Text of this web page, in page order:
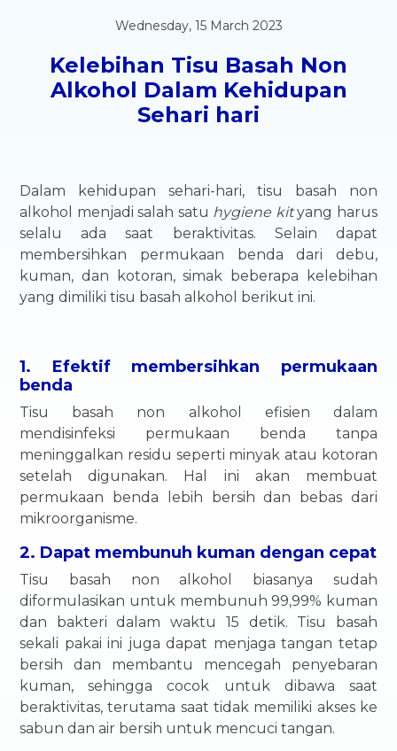
Wednesday, 15 March 2023
Kelebihan Tisu Basah Non
Alkohol Dalam Kehidupan
Sehari hari
Dalam kehidupan sehari-hari, tisu basah non
alkohol menjadi salah satu hygiene kityang harus
selalu ada saat beraktivitas. Selain dapat
membersihkan permukaan benda dari debu,
kuman, dan kotoran, simak beberapa kelebihan
yang dimiliki tisu basah alkohol berikut ini.
1. Efektif membersihkan permukaan
benda
Tisu basah non alkohol efisien dalam
mendisinfeksi permukaan benda tanpa
meninggalkan residu seperti minyak atau kotoran
setelah digunakan. Hal ini akan membuat
permukaan benda lebih bersih dan bebas dari
mikroorganisme.
2. Dapat membunuh kuman dengan cepat
Tisu basah non alkohol biasanya sudah
diformulasikan untuk membunuh 99,99% kuman
dan bakteri dalam waktu 15 detik. Tisu basah
sekali pakai ini juga dapat menjaga tangan tetap
bersih dan membantu mencegah penyebaran
kuman, sehingga cocok untuk dibawa saat
beraktivitas, terutama saat tidak memiliki akses ke
sabun dan air bersih untuk mencuci tangan.